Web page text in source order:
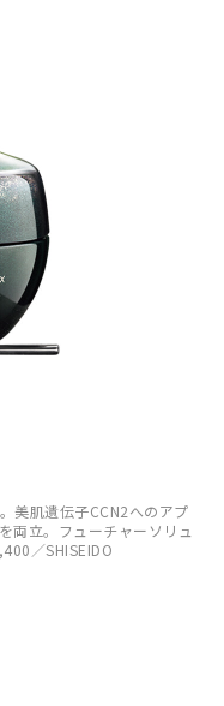
美肌遺伝子CCN2へのアプ
両立。フューチャーソリュ
／SHISEIDO